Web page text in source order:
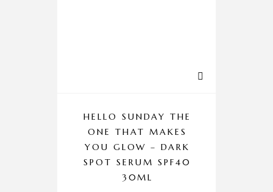
HELLO SUNDAY THE
ONE THAT MAKES
YOU GLOW – DARK
SPOT SERUM SPF40
30ML